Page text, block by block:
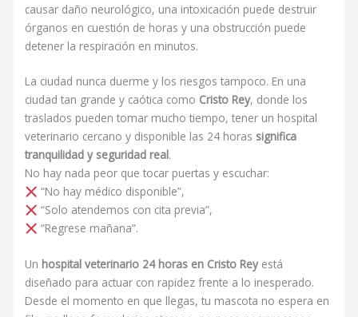
causar daño neurológico, una intoxicación puede destruir
órganos en cuestión de horas y una obstrucción puede
detener la respiración en minutos.
La ciudad nunca duerme y los riesgos tampoco. En una
ciudad tan grande y caótica como Cristo Rey, donde los
traslados pueden tomar mucho tiempo, tener un hospital
veterinario cercano y disponible las 24 horas significa
tranquilidad y seguridad real.
No hay nada peor que tocar puertas y escuchar:
“No hay médico disponible”,
“Solo atendemos con cita previa”,
“Regrese mañana”.
Un hospital veterinario 24 horas en Cristo Rey está
diseñado para actuar con rapidez frente a lo inesperado.
Desde el momento en que llegas, tu mascota no espera en